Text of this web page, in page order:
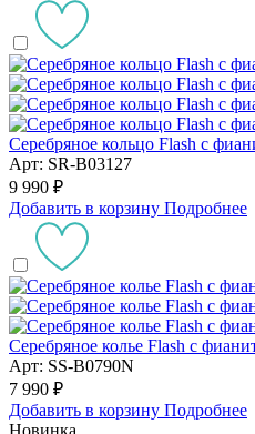
Серебряное кольцо Flash с
Арт: SR-B03127
9 990 ₽
Добавить в корзину Подробнее
Серебряное колье Flash с
Арт: SS-B0790N
7 990 ₽
Добавить в корзину Подробнее